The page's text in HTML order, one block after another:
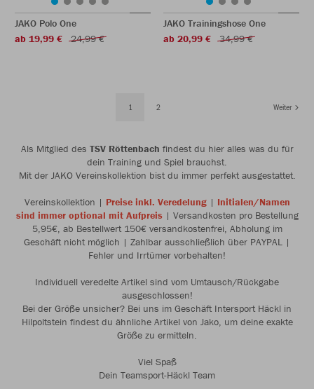
JAKO Polo One
ab 19,99 €
24,99 €
JAKO Trainingshose One
ab 20,99 €
34,99 €
1 2 Weiter
Als Mitglied des TSV Röttenbach findest du hier alles was du für
dein Training und Spiel brauchst.
Mit der JAKO Vereinskollektion bist du immer perfekt ausgestattet.
Vereinskollektion | Preise inkl. Veredelung| Initialen/Namen
sind immer optional mit Aufpreis | Versandkosten pro Bestellung
5,95€, ab Bestellwert 150€ versandkostenfrei, Abholung im
Geschäft nicht möglich | Zahlbar ausschließlich über PAYPAL |
Fehler und Irrtümer vorbehalten!
Individuell veredelte Artikel sind vom Umtausch/Rückgabe
ausgeschlossen!
Bei der Größe unsicher? Bei uns im Geschäft Intersport Häckl in
Hilpoltstein findest du ähnliche Artikel von Jako, um deine exakte
Größe zu ermitteln.
Viel Spaß
Dein Teamsport-Häckl Team